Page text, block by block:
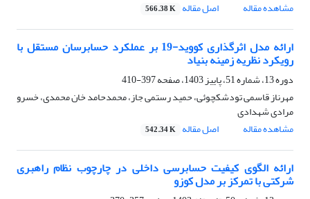
مشاهده مقاله
اصل مقاله 566.38 K
ارائه مدل اثرگذاری کووید-19 بر عملکرد حسابرسان مستقل با
رویکرد نظریه زمینه بنیاد
دوره 13، شماره 51، پاییز 1403، صفحه
397-410
مهرناز قاسمی تودشکچوئی، حمید رستمی جاز، محمدحامد خان محمدی، خسرو
مرادی شهدادی
مشاهده مقاله
اصل مقاله 542.34 K
ارائه الگوی کیفیت حسابرسی داخلی در چارچوب نظام راهبری
شرکتی با تمرکز بر مدل کوزو